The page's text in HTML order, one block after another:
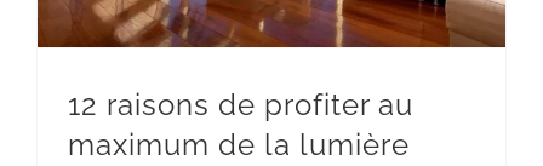
12 raisons de profiter au
maximum de la lumière